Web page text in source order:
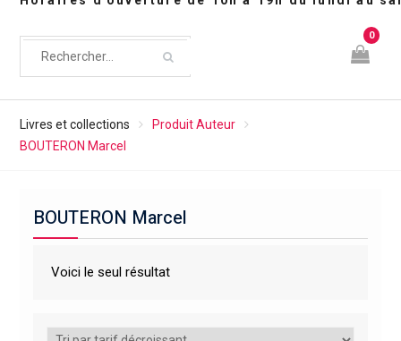
0
Livres et collections
Produit Auteur
BOUTERON Marcel
BOUTERON Marcel
Voici le seul résultat